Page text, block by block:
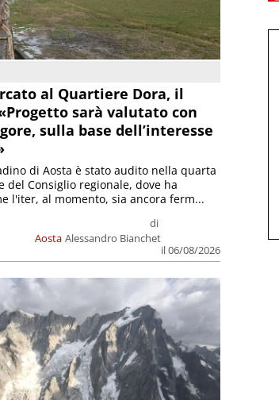
al Quartiere Dora, il
sarà valutato con
sulla base dell’interesse
Aosta
di
Alessandro Bianchet
il 06/08/2026
di Aosta è stato audito nella quarta
del Consiglio regionale, dove ha
l'iter, al momento, sia ancora ferm...